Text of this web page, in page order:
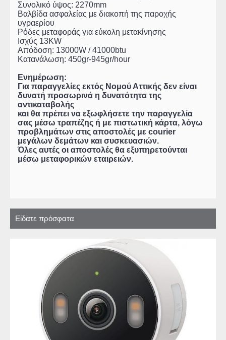
Συνολικό ύψος: 2270mm
Βαλβίδα ασφαλείας με διακοπή της παροχής
υγραερίου
Ρόδες μεταφοράς για εύκολη μετακίνησης
Ισχύς 13KW
Απόδοση: 13000W / 41000btu
Κατανάλωση: 450gr-945gr/hour
Ενημέρωση:
Για παραγγελίες εκτός Νομού Αττικής δεν είναι
δυνατή προσωρινά η δυνατότητα της
αντικαταβολής
και θα πρέπει να εξωφλήσετε την παραγγελία
σας μέσω τραπέζης ή με πιστωτική κάρτα, λόγω
προβλημάτων στις αποστολές με courier
μεγάλων δεμάτων και συσκευασιών.
Όλες αυτές οι αποστολές θα εξυπηρετούνται
μέσω μεταφορικών εταιρειών.
Είδατε πρόσφατα